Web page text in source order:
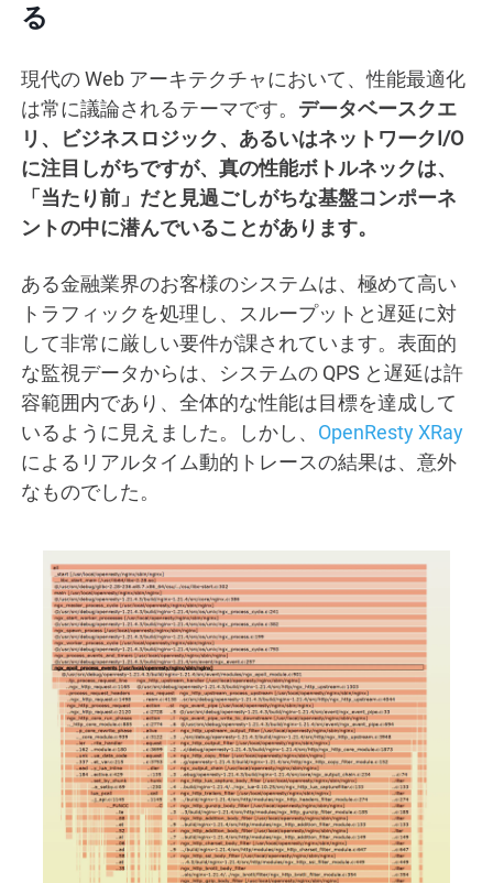
る
現代の Web アーキテクチャにおいて、性能最適化
は常に議論されるテーマです。 データベースクエ
リ、ビジネスロジック、あるいはネットワークI/O
に注目しがちですが、真の性能ボトルネックは、
「当たり前」だと見過ごしがちな基盤コンポーネ
ントの中に潜んでいることがあります。
ある金融業界のお客様のシステムは、極めて高い
トラフィックを処理し、スループットと遅延に対
して非常に厳しい要件が課されています。表面的
な監視データからは、システムの QPS と遅延は許
容範囲内であり、全体的な性能は目標を達成して
いるように見えました。しかし、 OpenResty XRay
によるリアルタイム動的トレースの結果は、意外
なものでした。